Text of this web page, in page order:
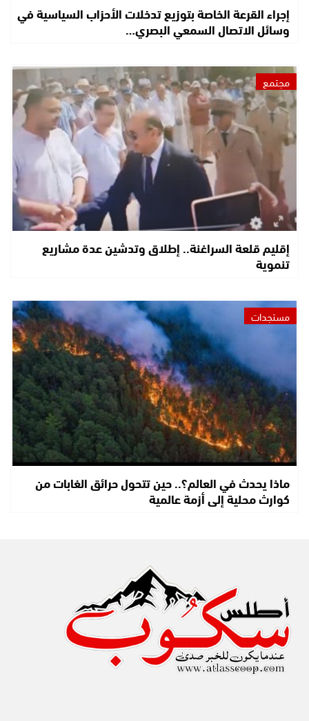
إجراء القرعة الخاصة بتوزيع تدخلات الأحزاب السياسية في
وسائل الاتصال السمعي البصري…
مجتمع
إقليم قلعة السراغنة.. إطلاق وتدشين عدة مشاريع
تنموية
مستجدات
ماذا يحدث في العالم؟.. حين تتحول حرائق الغابات من
كوارث محلية إلى أزمة عالمية